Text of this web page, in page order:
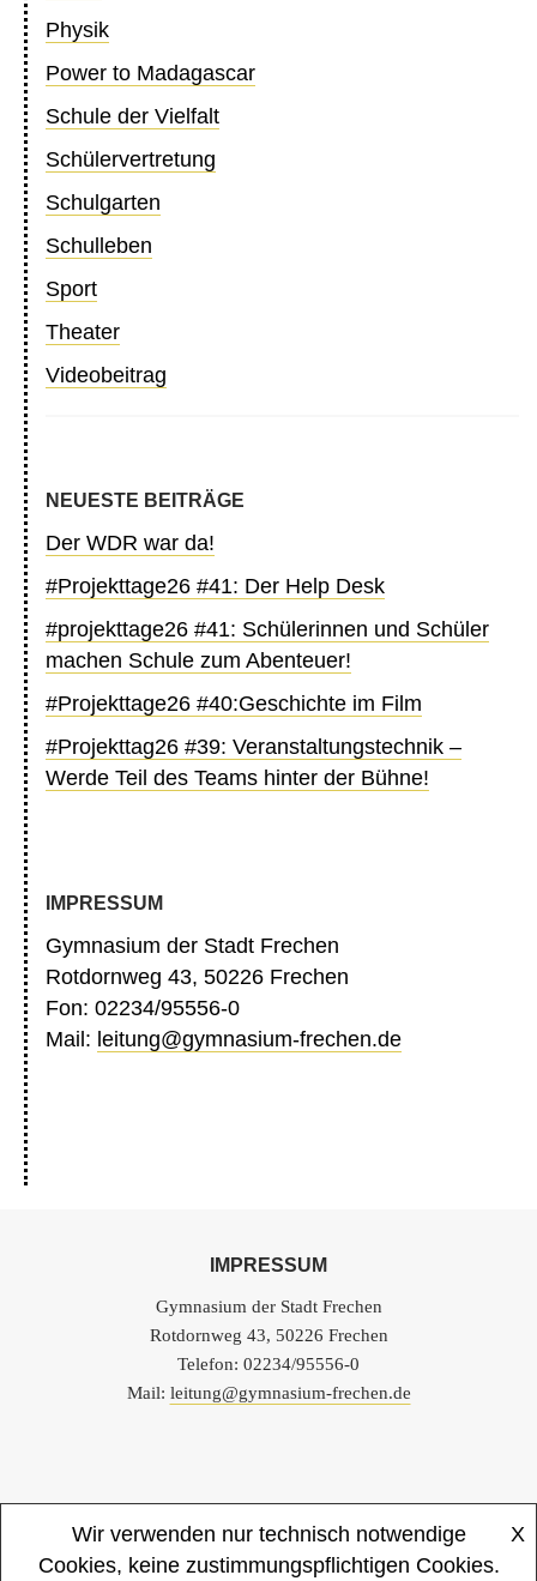
Physik
Power to Madagascar
Schule der Vielfalt
Schülervertretung
Schulgarten
Schulleben
Sport
Theater
Videobeitrag
NEUESTE BEITRÄGE
Der WDR war da!
#Projekttage26 #41: Der Help Desk
#projekttage26 #41: Schülerinnen und Schüler
machen Schule zum Abenteuer!
#Projekttage26 #40:Geschichte im Film
#Projekttag26 #39: Veranstaltungstechnik –
Werde Teil des Teams hinter der Bühne!
IMPRESSUM
Gymnasium der Stadt Frechen
Rotdornweg 43, 50226 Frechen
Fon: 02234/95556-0
Mail: leitung@gymnasium-frechen.de
IMPRESSUM
Gymnasium der Stadt Frechen
Rotdornweg 43, 50226 Frechen
Telefon: 02234/95556-0
Mail: leitung@gymnasium-frechen.de
Startseite Impressum Datenschutzerklärung
Wir verwenden nur technisch notwendige
Cookies, keine zustimmungspflichtigen Cookies.
X